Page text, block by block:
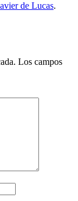
de Lucas.
Los campos